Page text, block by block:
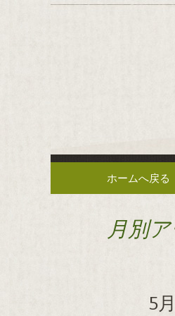
逗子の
コンテンツへ移動
ホームへ戻る
月別
5